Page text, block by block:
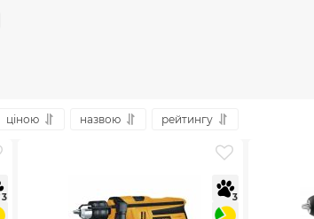
ціною назвою рейтингу
3 3